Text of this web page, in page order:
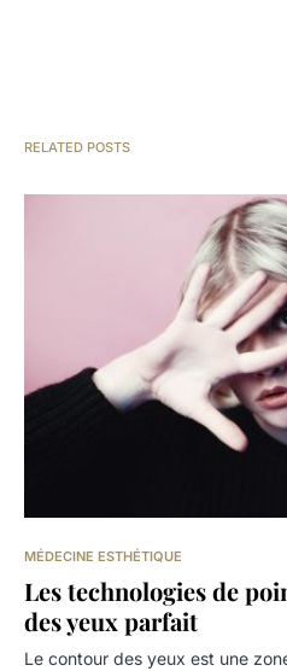
RELATED POSTS
MÉDECINE ESTHÉTIQUE
Les technologies de
des yeux parfait
Le contour des yeux est une